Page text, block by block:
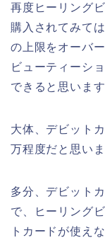
再度ヒーリング
購入されてみて
の上限をオーバ
ビューティーシ
できると思います
大体、デビット
万程度だと思い
多分、デビット
で、ヒーリング
トカードが使え